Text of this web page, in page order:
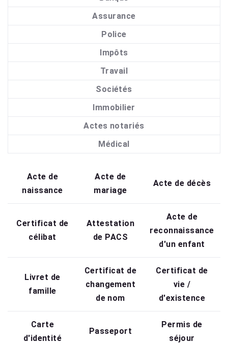
Assurance
Police
Impôts
Travail
Sociétés
Immobilier
Actes notariés
Médical
Acte de
naissance
Acte de
mariage
Acte de décès
Certificat de
célibat
Attestation
de PACS
Acte de
reconnaissance
d'un enfant
Livret de
famille
Certificat de
changement
de nom
Certificat de
vie /
d'existence
Carte
d'identité
Passeport
Permis de
séjour